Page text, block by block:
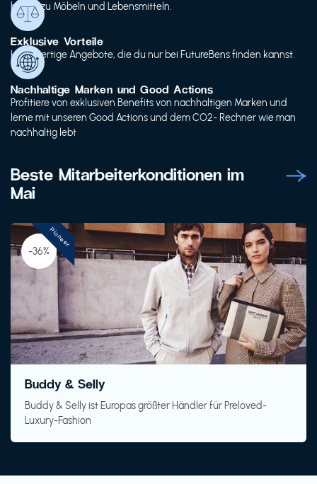
bis hin zu Möbeln und Lebensmitteln.
Exklusive Vorteile
Hochwertige Angebote, die du nur bei FutureBens finden kannst.
Nachhaltige Marken und Good Actions
Profitiere von exklusiven Benefits von nachhaltigen Marken und
lerne mit unseren Good Actions und dem CO2- Rechner wie man
nachhaltig lebt
Beste Mitarbeiterkonditionen im
Mai
-36%
Buddy & Selly
Buddy & Selly ist Europas größter Händler für Preloved-
Luxury-Fashion
Pioneer